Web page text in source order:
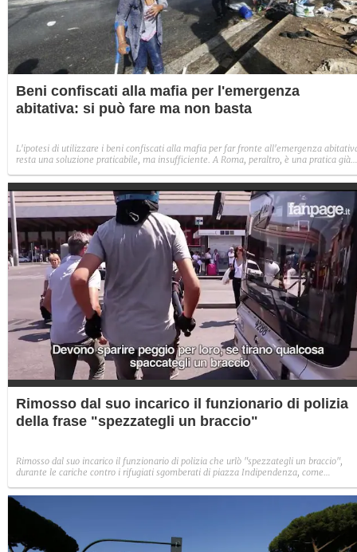
Beni confiscati alla mafia per l'emergenza
abitativa: si può fare ma non basta
L'ipotesi di utilizzare i beni confiscati alla mafia per far fronte all'emergenza
resta una soluzione praticabile, ma insufficiente. A Roma, peraltro, è una pratica già
regione Lazio.
Rimosso dal suo incarico il funzionario di polizia
della frase "spezzategli un braccio"
Rimosso dal suo incarico il funzionario di polizia che urlò "spezzategli un braccio",
durante le cariche contro i rifugiati sgomberati di piazza Indipendenza, come
conseguenze se eccessi fossero stati accertati eccessi nell'operazione di sgombero.